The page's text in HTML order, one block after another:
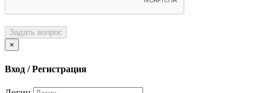
Задать вопрос
×
Вход / Регистрация